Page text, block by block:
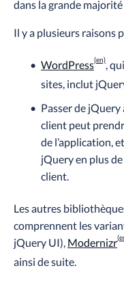
dans la grande majorité
Il y a plusieurs raisons
WordPress
,
sites, inclut
Passer de
client peut
de l’application,
jQuery en plus
client.
Les autres
comprennent les
jQuery UI), Modernizr
ainsi de suite.